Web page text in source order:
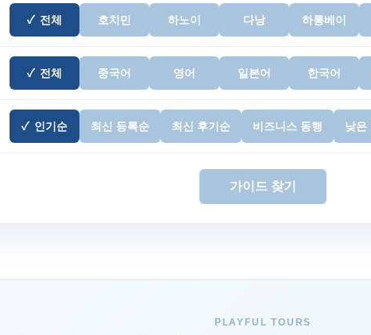
전체 호치민 하노이 다낭 하롱베이
전체 중국어 영어 일본어 한국어
인기순 최신 등록순 최신 후기순 비즈니스 동행 낮은
가이드 찾기
PLAYFUL TOURS